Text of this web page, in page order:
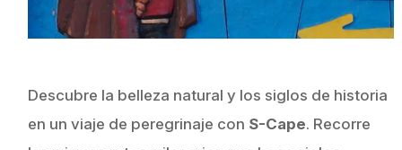
Descubre la belleza natural y los siglos de historia
en un viaje de peregrinaje con S-Cape. Recorre